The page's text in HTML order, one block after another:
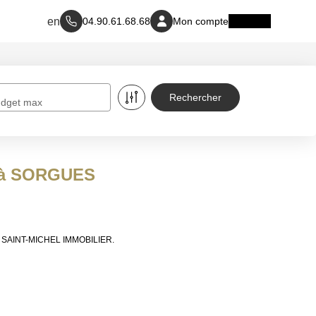
04.90.61.68.68 Mon compte
max
SORGUES
MICHEL IMMOBILIER.